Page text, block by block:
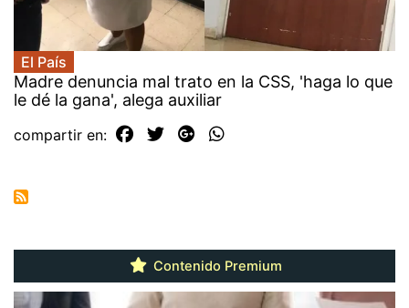
El País
Madre denuncia mal trato en la CSS, 'haga lo que
le dé la gana', alega auxiliar
compartir en:
Contenido Premium